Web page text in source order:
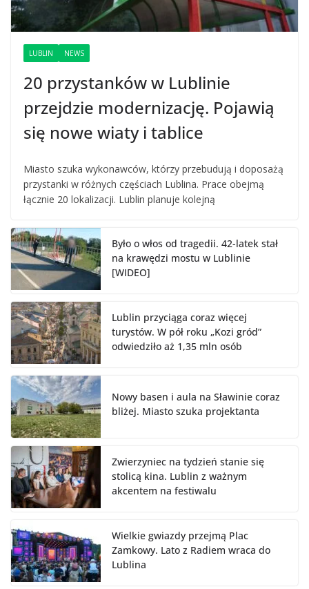
LUBLIN NEWS
20 przystanków w Lublinie
przejdzie modernizację. Pojawią
się nowe wiaty i tablice
Miasto szuka wykonawców, którzy przebudują i doposażą
przystanki w różnych częściach Lublina. Prace obejmą
łącznie 20 lokalizacji. Lublin planuje kolejną
Było o włos od tragedii. 42-latek stał
na krawędzi mostu w Lublinie
[WIDEO]
Lublin przyciąga coraz więcej
turystów. W pół roku „Kozi gród”
odwiedziło aż 1,35 mln osób
Nowy basen i aula na Sławinie coraz
bliżej. Miasto szuka projektanta
Zwierzyniec na tydzień stanie się
stolicą kina. Lublin z ważnym
akcentem na festiwalu
Wielkie gwiazdy przejmą Plac
Zamkowy. Lato z Radiem wraca do
Lublina